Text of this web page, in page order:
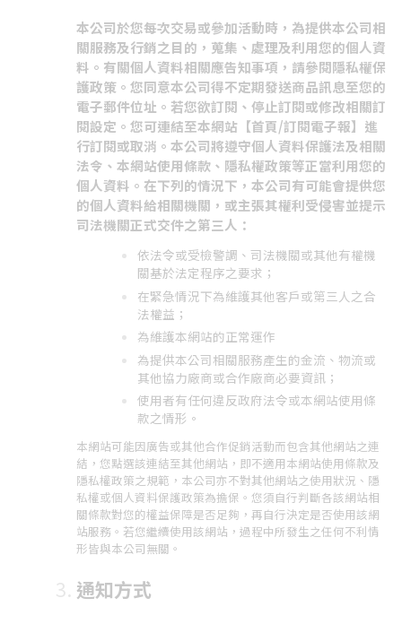
本公司於您每次交易或參加活動時，為提供本公司相
關服務及行銷之目的，蒐集、處理及利用您的個人資
料。有關個人資料相關應告知事項，請參閱隱私權保
護政策。您同意本公司得不定期發送商品訊息至您的
電子郵件位址。若您欲訂閱、停止訂閱或修改相關訂
閱設定。您可連結至本網站【首頁/訂閱電子報】進
行訂閱或取消。本公司將遵守個人資料保護法及相關
法令、本網站使用條款、隱私權政策等正當利用您的
個人資料。在下列的情況下，本公司有可能會提供您
的個人資料給相關機關，或主張其權利受侵害並提示
司法機關正式交件之第三人：
依法令或受檢警調、司法機關或其他有權機
關基於法定程序之要求；
在緊急情況下為維護其他客戶或第三人之合
法權益；
為維護本網站的正常運作
為提供本公司相關服務產生的金流、物流或
其他協力廠商或合作廠商必要資訊；
使用者有任何違反政府法令或本網站使用條
款之情形。
本網站可能因廣告或其他合作促銷活動而包含其他網站之連
結，您點選該連結至其他網站，即不適用本網站使用條款及
隱私權政策之規範，本公司亦不對其他網站之使用狀況、隱
私權或個人資料保護政策為擔保。您須自行判斷各該網站相
關條款對您的權益保障是否足夠，再自行決定是否使用該網
站服務。若您繼續使用該網站，過程中所發生之任何不利情
形皆與本公司無關。
通知方式